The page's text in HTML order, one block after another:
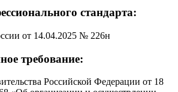
стандарта:
от 14.04.2025 № 226н
требование:
Российской Федерации от 18